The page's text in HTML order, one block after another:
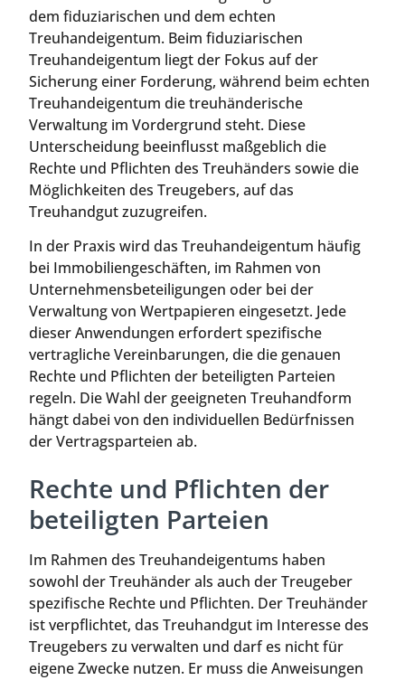
dem fiduziarischen und dem echten
Treuhandeigentum. Beim fiduziarischen
Treuhandeigentum liegt der Fokus auf der
Sicherung einer Forderung, während beim echten
Treuhandeigentum die treuhänderische
Verwaltung im Vordergrund steht. Diese
Unterscheidung beeinflusst maßgeblich die
Rechte und Pflichten des Treuhänders sowie die
Möglichkeiten des Treugebers, auf das
Treuhandgut zuzugreifen.
In der Praxis wird das Treuhandeigentum häufig
bei Immobiliengeschäften, im Rahmen von
Unternehmensbeteiligungen oder bei der
Verwaltung von Wertpapieren eingesetzt. Jede
dieser Anwendungen erfordert spezifische
vertragliche Vereinbarungen, die die genauen
Rechte und Pflichten der beteiligten Parteien
regeln. Die Wahl der geeigneten Treuhandform
hängt dabei von den individuellen Bedürfnissen
der Vertragsparteien ab.
Rechte und Pflichten der
beteiligten Parteien
Im Rahmen des Treuhandeigentums haben
sowohl der Treuhänder als auch der Treugeber
spezifische Rechte und Pflichten. Der Treuhänder
ist verpflichtet, das Treuhandgut im Interesse des
Treugebers zu verwalten und darf es nicht für
eigene Zwecke nutzen. Er muss die Anweisungen